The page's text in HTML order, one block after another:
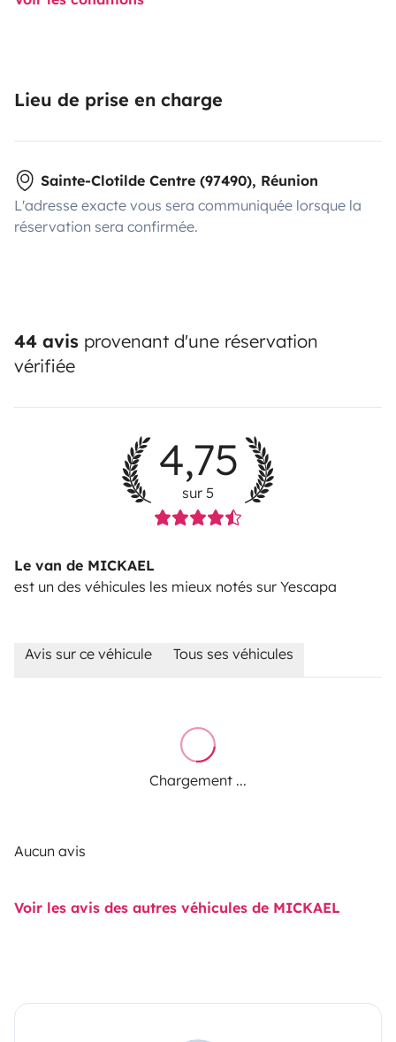
Lieu de prise en charge
Sainte-Clotilde Centre (97490), Réunion
L'adresse exacte vous sera communiquée lorsque la
réservation sera confirmée.
44 avis provenant d'une réservation
vérifiée
4,75
sur 5
Le van de MICKAEL
est un des véhicules les mieux notés sur Yescapa
Avis sur ce véhicule Tous ses véhicules
Chargement ...
Aucun avis
Voir les avis des autres véhicules de MICKAEL